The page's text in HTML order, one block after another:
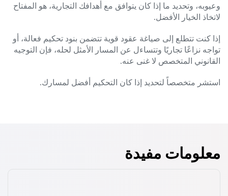
وعيوبه، وتحديد ما إذا كان يتوافق مع أهدافك التجارية، هو المفتاح
لاتخاذ الخيار الأفضل.
إذا كنت تتطلع إلى صياغة عقود قوية تتضمن بنود تحكيم فعالة، أو
تواجه نزاعًا تجاريًا وتتساءل عن المسار الأمثل لحله، فإن التوجيه
القانوني المتخصص لا غنى عنه.
استشر متخصصاً لتحديد إذا كان التحكيم أفضل لمسارك.
معلومات مفيدة